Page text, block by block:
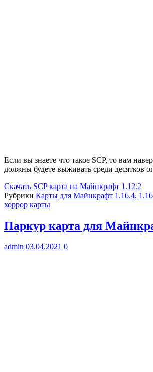
Если вы знаете что такое SCP, то вам
должны будете выживать среди десятков
Скачать SCP карта на Майнкрафт 1.12.2
Рубрики Карты для Майнкрафт 1.16.4,
хоррор карты
Паркур карта для
admin 03.04.2021 0